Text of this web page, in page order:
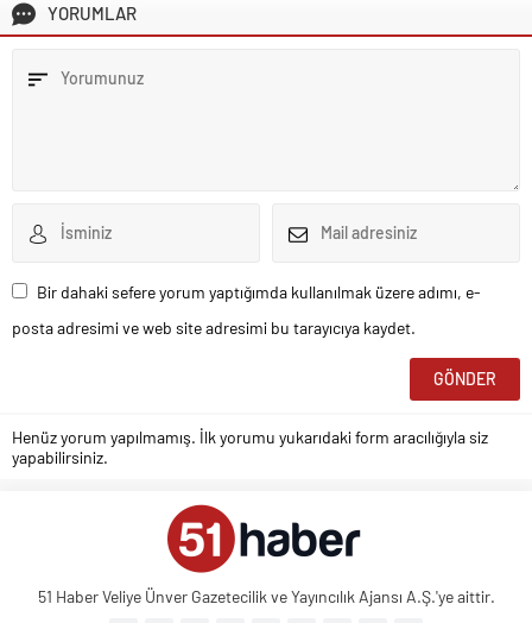
YORUMLAR
Bir dahaki sefere yorum yaptığımda kullanılmak üzere adımı, e-
posta adresimi ve web site adresimi bu tarayıcıya kaydet.
Henüz yorum yapılmamış. İlk yorumu yukarıdaki form aracılığıyla siz
yapabilirsiniz.
51 Haber Veliye Ünver Gazetecilik ve Yayıncılık Ajansı A.Ş.'ye aittir.